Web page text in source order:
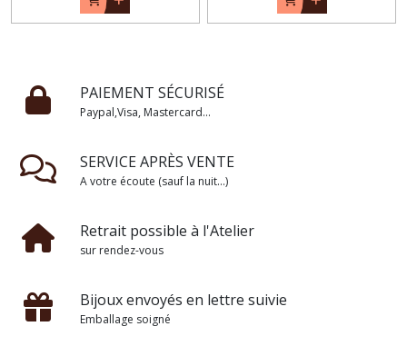
PAIEMENT SÉCURISÉ
Paypal,Visa, Mastercard...
SERVICE APRÈS VENTE
A votre écoute (sauf la nuit...)
Retrait possible à l'Atelier
sur rendez-vous
Bijoux envoyés en lettre suivie
Emballage soigné